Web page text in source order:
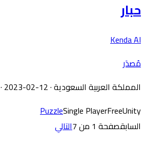
حبار
Kenda AI
مُصدَر
المملكة العربية السعودية·
· 2023-02-12
PuzzleSingle PlayerFreeUnity
السابقصفحة 1 من 7 التالي